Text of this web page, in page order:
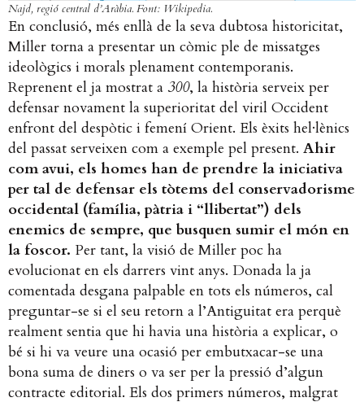
Najd, regió central d’Aràbia. Font: Wikipedia.
En conclusió, més enllà de la seva dubtosa historicitat,
Miller torna a presentar un còmic ple de missatges
ideològics i morals plenament contemporanis.
Reprenent el ja mostrat a 300, la història serveix per
defensar novament la superioritat del viril Occident
enfront del despòtic i femení Orient. Els èxits hel·lènics
del passat serveixen com a exemple pel present. Ahir
com avui, els homes han de prendre la iniciativa
per tal de defensar els tòtems del conservadorisme
occidental (família, pàtria i “llibertat”) dels
enemics de sempre, que busquen sumir el món en
la foscor. Per tant, la visió de Miller poc ha
evolucionat en els darrers vint anys. Donada la ja
comentada desgana palpable en tots els números, cal
preguntar-se si el seu retorn a l’Antiguitat era perquè
realment sentia que hi havia una història a explicar, o
bé si hi va veure una ocasió per embutxacar-se una
bona suma de diners o va ser per la pressió d’algun
contracte editorial. Els dos primers números, malgrat